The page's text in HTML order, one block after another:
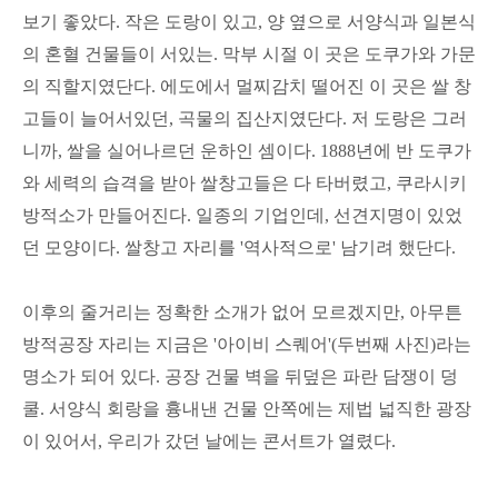
보기 좋았다. 작은 도랑이 있고, 양 옆으로 서양식과 일본식
의 혼혈 건물들이 서있는. 막부 시절 이 곳은 도쿠가와 가문
의 직할지였단다. 에도에서 멀찌감치 떨어진 이 곳은 쌀 창
고들이 늘어서있던, 곡물의 집산지였단다. 저 도랑은 그러
니까, 쌀을 실어나르던 운하인 셈이다. 1888년에 반 도쿠가
와 세력의 습격을 받아 쌀창고들은 다 타버렸고, 쿠라시키
방적소가 만들어진다. 일종의 기업인데, 선견지명이 있었
던 모양이다. 쌀창고 자리를 '역사적으로' 남기려 했단다.
이후의 줄거리는 정확한 소개가 없어 모르겠지만, 아무튼
방적공장 자리는 지금은 '아이비 스퀘어'(두번째 사진)라는
명소가 되어 있다. 공장 건물 벽을 뒤덮은 파란 담쟁이 덩
쿨. 서양식 회랑을 흉내낸 건물 안쪽에는 제법 넓직한 광장
이 있어서, 우리가 갔던 날에는 콘서트가 열렸다.